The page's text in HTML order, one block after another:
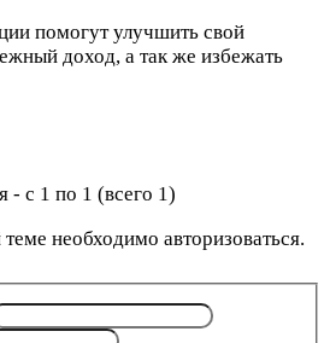
помогут улучшить свой
доход, а так же избежать
с 1 по 1 (всего 1)
теме необходимо авторизоваться.